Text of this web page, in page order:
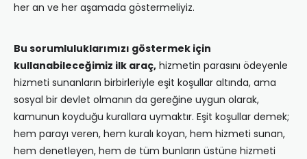
her an ve her aşamada göstermeliyiz.
Bu sorumluluklarımızı göstermek için
kullanabileceğimiz ilk araç, hizmetin parasını ödeyenle
hizmeti sunanların birbirleriyle eşit koşullar altında, ama
sosyal bir devlet olmanın da gereğine uygun olarak,
kamunun koyduğu kurallara uymaktır. Eşit koşullar demek;
hem parayı veren, hem kuralı koyan, hem hizmeti sunan,
hem denetleyen, hem de tüm bunların üstüne hizmeti